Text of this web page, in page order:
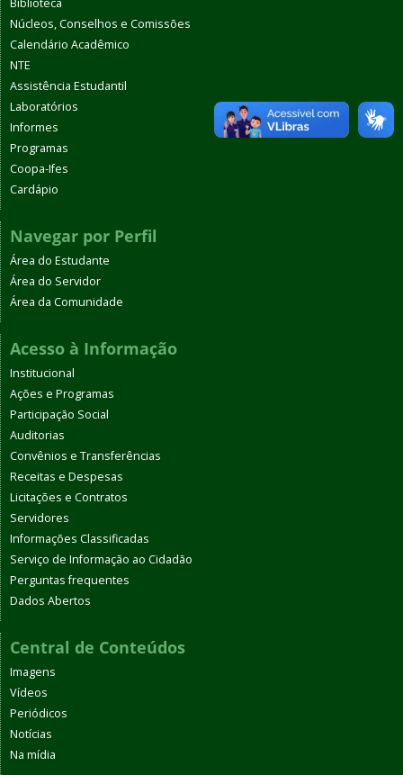
Biblioteca
Núcleos, Conselhos e Comissões
Calendário Acadêmico
NTE
Assistência Estudantil
Laboratórios
Informes
Programas
Coopa-Ifes
Cardápio
Navegar por Perfil
Área do Estudante
Área do Servidor
Área da Comunidade
Acesso à Informação
Institucional
Ações e Programas
Participação Social
Auditorias
Convênios e Transferências
Receitas e Despesas
Licitações e Contratos
Servidores
Informações Classificadas
Serviço de Informação ao Cidadão
Perguntas frequentes
Dados Abertos
Central de Conteúdos
Imagens
Vídeos
Periódicos
Notícias
Na mídia